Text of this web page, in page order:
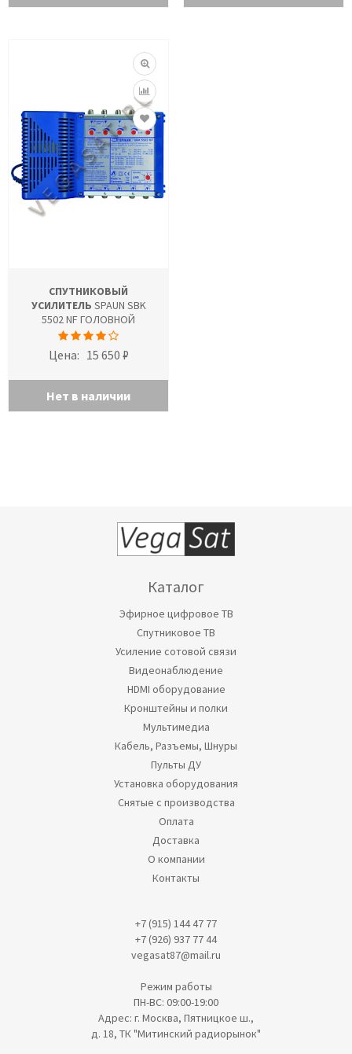
СПУТНИКОВЫЙ
УСИЛИТЕЛЬ SPAUN SBK
5502 NF ГОЛОВНОЙ
Цена: 15 650 ₽
Нет в наличии
Каталог
Эфирное цифровое ТВ
Спутниковое ТВ
Усиление сотовой связи
Видеонаблюдение
HDMI оборудование
Кронштейны и полки
Мультимедиа
Кабель, Разъемы, Шнуры
Пульты ДУ
Установка оборудования
Снятые с производства
Оплата
Доставка
О компании
Контакты
+7 (915) 144 47 77
+7 (926) 937 77 44
vegasat87@mail.ru
Режим работы
ПН-ВС: 09:00-19:00
Адрес: г. Москва, Пятницкое ш.,
д. 18, ТК "Митинский радиорынок"